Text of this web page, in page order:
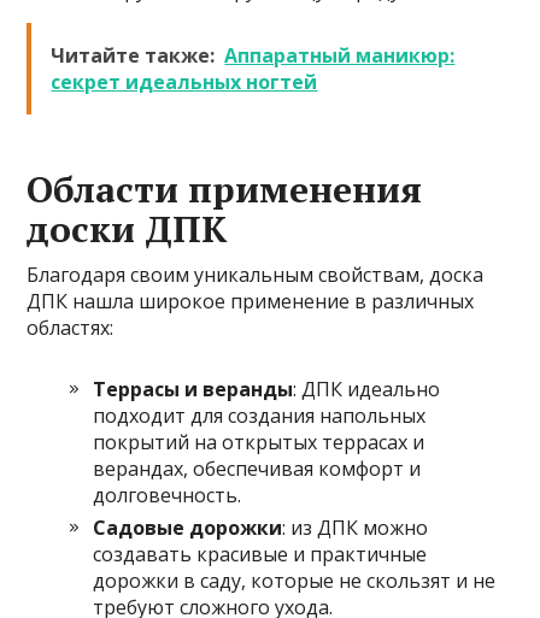
Читайте также: Аппаратный маникюр:
секрет идеальных ногтей
Области применения
доски ДПК
Благодаря своим уникальным свойствам, доска
ДПК нашла широкое применение в различных
областях:
Террасы и веранды: ДПК идеально
подходит для создания напольных
покрытий на открытых террасах и
верандах, обеспечивая комфорт и
долговечность.
Садовые дорожки: из ДПК можно
создавать красивые и практичные
дорожки в саду, которые не скользят и не
требуют сложного ухода.